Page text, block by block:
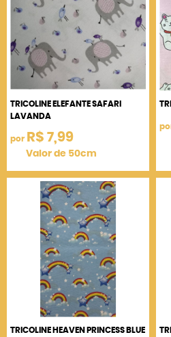
TRICOLINE ELEFANTE SAFARI
LAVANDA
por R$ 7,99
Valor de 50cm
TRICOLINE HEAVEN PRINCESS BLUE